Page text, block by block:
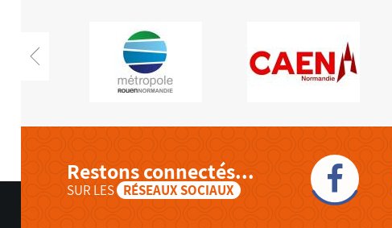
Restons connectés...
SUR LES RÉSEAUX SOCIAUX